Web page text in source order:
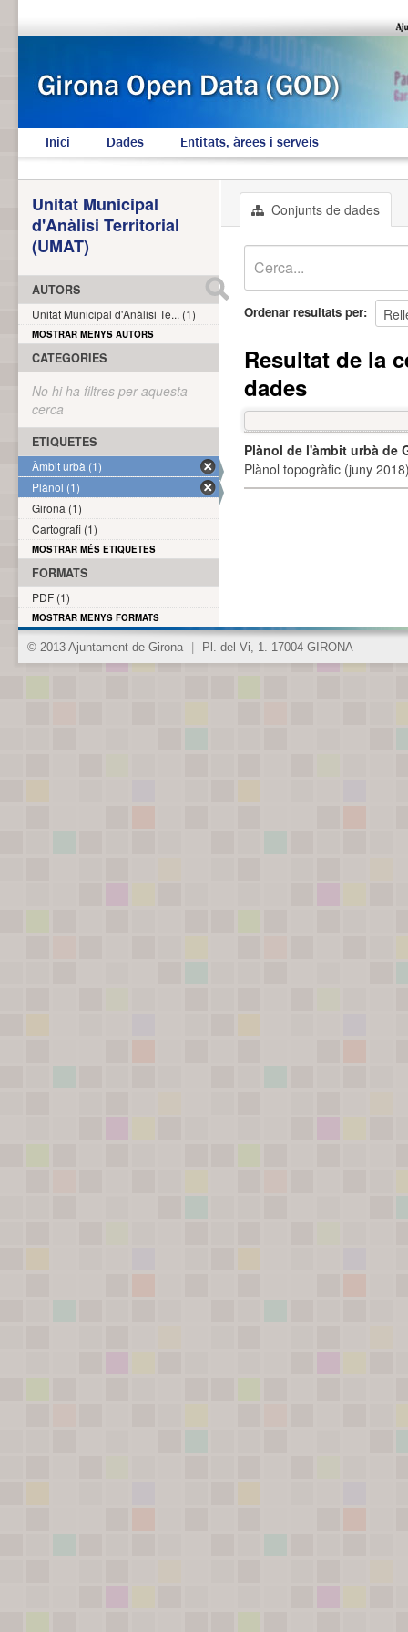
Inici Dades Entitats, àrees i serveis
Conjunts de dades
Ordenar resultats per
Resultat de la
dades
Plànol de l'àmbit urbà de
Plànol topogràfic (juny
Unitat Municipal
d'Anàlisi Territorial
(UMAT)
AUTORS
Unitat Municipal d'Anàlisi Te... (1)
MOSTRAR MENYS AUTORS
CATEGORIES
No hi ha filtres per aquesta
cerca
ETIQUETES
Àmbit urbà (1)
Plànol (1)
Girona (1)
Cartografi (1)
MOSTRAR MÉS ETIQUETES
FORMATS
PDF (1)
MOSTRAR MENYS FORMATS
© 2013 Ajuntament de Girona Pl. del Vi, 1. 17004 GIRONA